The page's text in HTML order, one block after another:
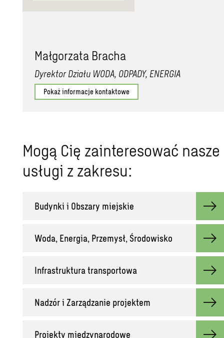
Małgorzata Bracha
Dyrektor Działu WODA, ODPADY, ENERGIA
Pokaż informacje kontaktowe
Mogą Cię zainteresować nasze
usługi z zakresu:
Budynki i Obszary miejskie
Woda, Energia, Przemysł, Środowisko
Infrastruktura transportowa
Nadzór i Zarządzanie projektem
Projekty międzynarodowe